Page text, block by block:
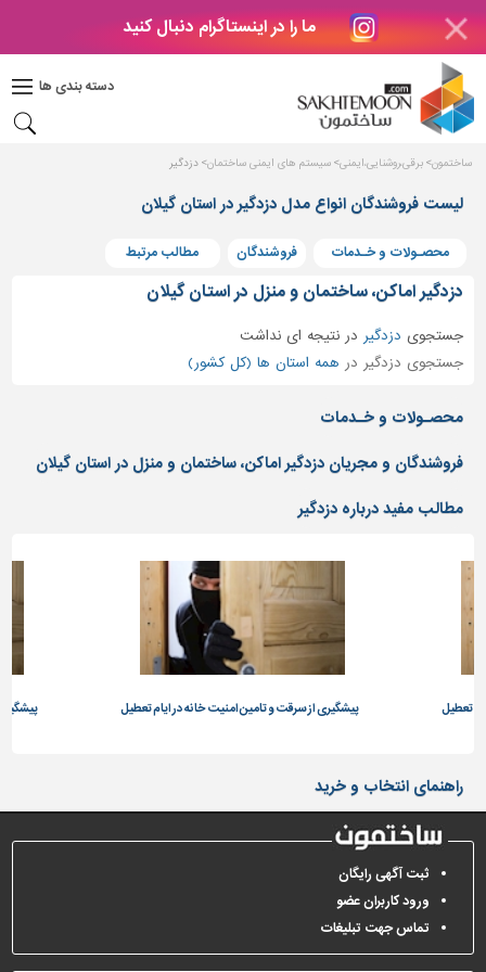
ما را در اینستاگرام دنبال کنید
دسته بندی ها
دکوراسیون
بتن
های
بتنی
و
پنجره
ساختمانی
نرده
و
حفاظ
کفپوش
محوطه
سازی
نما
ساخت
ساز
ساختمون برقی،روشنایی،ایمنی سیستم های ایمنی ساختمان دزدگیر
لیست فروشندگان انواع مدل دزدگیر در استان گیلان
محصـولات و خـدمات فروشندگان مطالب مرتبط
دزدگیر اماکن، ساختمان و منزل در استان گیلان
جستجوی دزدگیر درنتیجه ای نداشت
جستجوی دزدگیر در همه استان ها (کل کشور)
محصـولات و خـدمات
فروشندگان و مجریان دزدگیر اماکن، ساختمان و منزل در استان گیلان
مطالب مفید درباره دزدگیر
تعطیل پیشگیری از سرقت و تامین امنیت خانه در ایام تعطیل
راهنمای انتخاب و خرید
ثبت آگهی رایگان
ورود کاربران عضو
تماس جهت تبلیغات